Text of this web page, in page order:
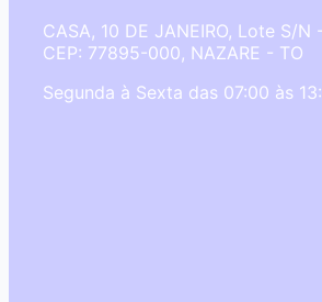
CASA, 10 DE JANEIRO, Lote S/N
CEP: 77895-000, NAZARE - TO
Segunda à Sexta das 07:00 às